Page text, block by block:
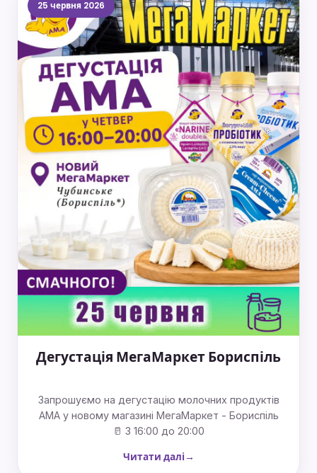
25 червня 2026
Дегустація МегаМаркет Бориспіль
Запрошуємо на дегустацію молочних продуктів
АМА у новому магазині МегаМаркет - Бориспіль
🥛 З 16:00 до 20:00
Читати далі